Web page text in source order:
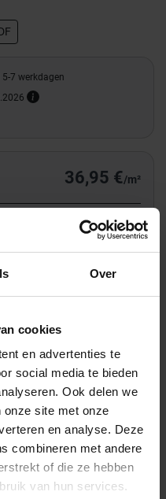
Over
cookies
en advertenties te
social media te bieden
Ook delen we
onze site met onze
en analyse. Deze
combineren met andere
of die ze hebben
van hun services.
7 werkdagen
36,95 €/m²
prijs / geleverde hoeveelheid
69,10 €
afspraak?